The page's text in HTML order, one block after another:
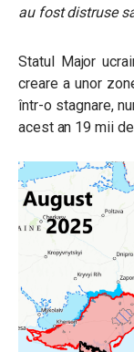
au fost distruse
Statul Major
creare a unor
într-o stagnare,
acest an 19 mii